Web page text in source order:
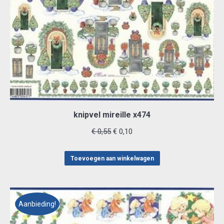
knipvel mireille x474
€0,55 Oorspronkelijke
was:
€ 0,10
is:
Toevoegen aan winkelwagen
Aanbieding!